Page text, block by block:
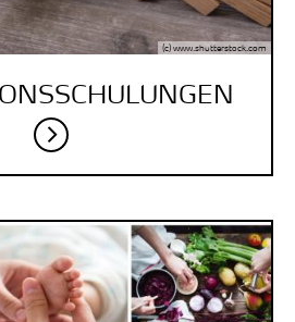
(c) www.shutterstock.com